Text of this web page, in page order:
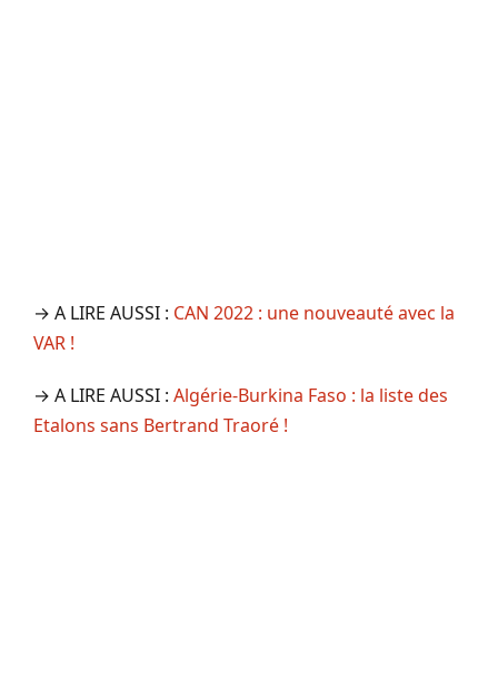
→ A LIRE AUSSI : CAN 2022 : une nouveauté avec la
VAR !
→ A LIRE AUSSI : Algérie-Burkina Faso : la liste des
Etalons sans Bertrand Traoré !